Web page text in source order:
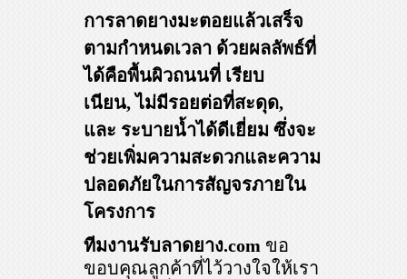
การลาดยางมะตอยแล้วเสร็จ
ตามกำหนดเวลา ด้วยผลลัพธ์ที่
ได้คือพื้นผิวถนนที่ เรียบ
เนียน,ไม่มีรอยต่อที่สะดุด,
และ ระบายน้ำได้ดีเยี่ยม ซึ่งจะ
ช่วยเพิ่มความสะดวกและความ
ปลอดภัยในการสัญจรภายใน
โครงการ
ทีมงานรับลาดยาง.com ขอ
ขอบคุณลูกค้าที่ไว้วางใจให้เรา